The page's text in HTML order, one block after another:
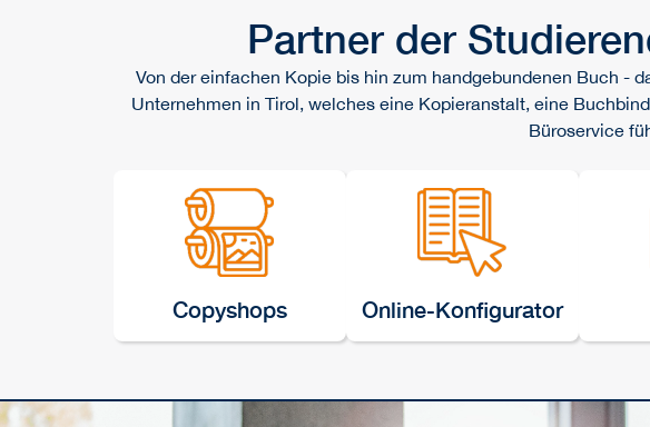
Partner der
Von der einfachen Kopie bis hin zum handgebundenen Buch -
Unternehmen in Tirol, welches eine Kopieranstalt, eine
Büroservice
Copyshops Online-Konfigurator